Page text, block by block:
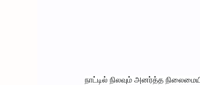
நாட்டில் நிலவும் அனர்த்த